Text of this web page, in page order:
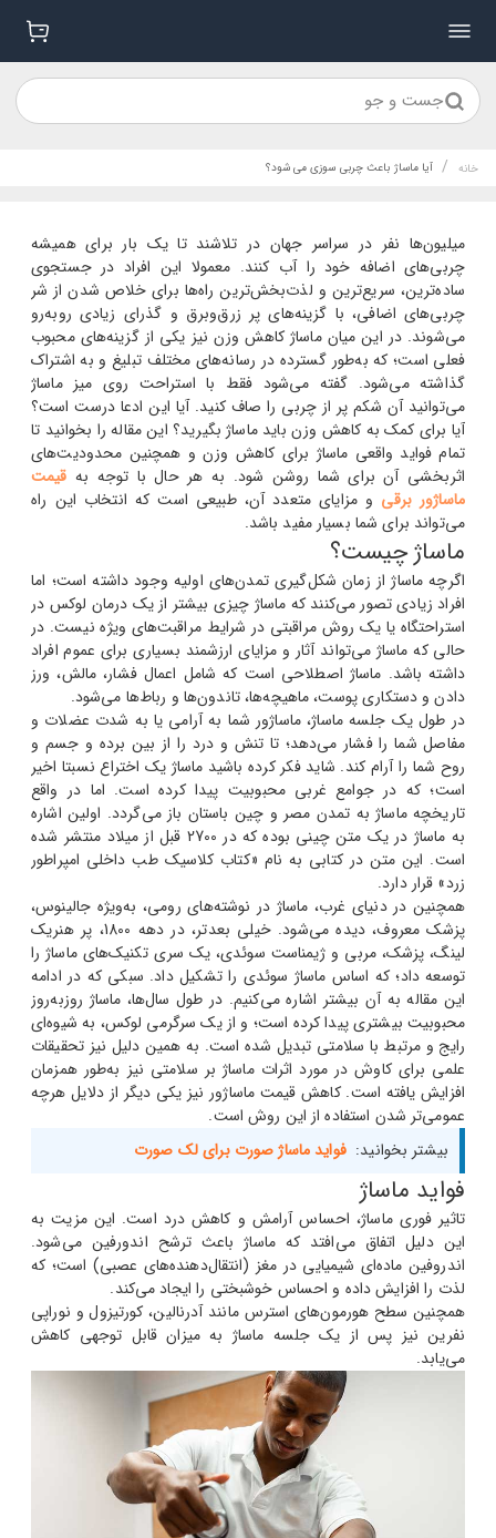
جست و جو
خانه / آیا ماساژ باعث چربی سوزی می شود؟
میلیون‌ها نفر در سراسر جهان در تلاشند تا یک بار برای همیشه
چربی‌های اضافه خود را آب کنند. معمولا این افراد در جستجوی
ساده‌ترین، سریع‌ترین و لذت‌بخش‌ترین راه‌ها برای خلاص شدن از شر
چربی‌های اضافی، با گزینه‌های پر زرق‌وبرق و گذرای زیادی روبه‌رو
می‌شوند. در این میان ماساژ کاهش وزن نیز یکی از گزینه‌های محبوب
فعلی است؛ که به‌طور گسترده در رسانه‌های مختلف تبلیغ و به اشتراک
گذاشته می‌شود. گفته می‌شود فقط با استراحت روی میز ماساژ
می‌توانید آن شکم پر از چربی را صاف کنید. آیا این ادعا درست است؟
آیا برای کمک به کاهش وزن باید ماساژ بگیرید؟ این مقاله را بخوانید تا
تمام فواید واقعی ماساژ برای کاهش وزن و همچنین محدودیت‌های
اثربخشی آن برای شما روشن شود. به هر حال با توجه به قیمت
ماساژور برقی و مزایای متعدد آن، طبیعی است که انتخاب این راه
می‌تواند برای شما بسیار مفید باشد.
ماساژ چیست؟
اگرچه ماساژ از زمان شکل‌گیری تمدن‌های اولیه وجود داشته است؛ اما
افراد زیادی تصور می‌کنند که ماساژ چیزی بیشتر از یک درمان لوکس در
استراحتگاه یا یک روش مراقبتی در شرایط مراقبت‌های ویژه نیست. در
حالی که ماساژ می‌تواند آثار و مزایای ارزشمند بسیاری برای عموم افراد
داشته باشد. ماساژ اصطلاحی است که شامل اعمال فشار، مالش، ورز
دادن و دستکاری پوست، ماهیچه‌ها، تاندون‌ها و رباط‌ها می‌شود.
در طول یک جلسه ماساژ، ماساژور شما به آرامی یا به شدت عضلات و
مفاصل شما را فشار می‌دهد؛ تا تنش و درد را از بین برده و جسم و
روح شما را آرام کند. شاید فکر کرده باشید ماساژ یک اختراع نسبتا اخیر
است؛ که در جوامع غربی محبوبیت پیدا کرده است. اما در واقع
تاریخچه ماساژ به تمدن مصر و چین باستان باز می‌گردد. اولین اشاره
به ماساژ در یک متن چینی بوده که در 2700 قبل از میلاد منتشر شده
است. این متن در کتابی به نام «کتاب کلاسیک طب داخلی امپراطور
زرد» قرار دارد.
همچنین در دنیای غرب، ماساژ در نوشته‌های رومی، به‌ویژه جالینوس،
پزشک معروف، دیده می‌شود. خیلی بعدتر، در دهه 1800، پر هنریک
لینگ، پزشک، مربی و ژیمناست سوئدی، یک سری تکنیک‌های ماساژ را
توسعه داد؛ که اساس ماساژ سوئدی را تشکیل داد. سبکی که در ادامه
این مقاله به آن بیشتر اشاره می‌کنیم. در طول سال‌ها، ماساژ روزبه‌روز
محبوبیت بیشتری پیدا کرده است؛ و از یک سرگرمی لوکس، به شیوه‌ای
رایج و مرتبط با سلامتی تبدیل شده است. به همین دلیل نیز تحقیقات
علمی برای کاوش در مورد اثرات ماساژ بر سلامتی نیز به‌طور همزمان
افزایش یافته است. کاهش قیمت ماساژور نیز یکی دیگر از دلایل هرچه
عمومی‌تر شدن استفاده از این روش است.
بیشتر بخوانید:فواید ماساژ صورت برای لک صورت
فواید ماساژ
تاثیر فوری ماساژ، احساس آرامش و کاهش درد است. این مزیت به
این دلیل اتفاق می‌افتد که ماساژ باعث ترشح اندورفین می‌شود.
اندروفین ماده‌ای شیمیایی در مغز (انتقال‌دهنده‌های عصبی) است؛ که
لذت را افزایش داده و احساس خوشبختی را ایجاد می‌کند.
همچنین سطح هورمون‌های استرس مانند آدرنالین، کورتیزول و نوراپی
نفرین نیز پس از یک جلسه ماساژ به میزان قابل توجهی کاهش
می‌یابد.